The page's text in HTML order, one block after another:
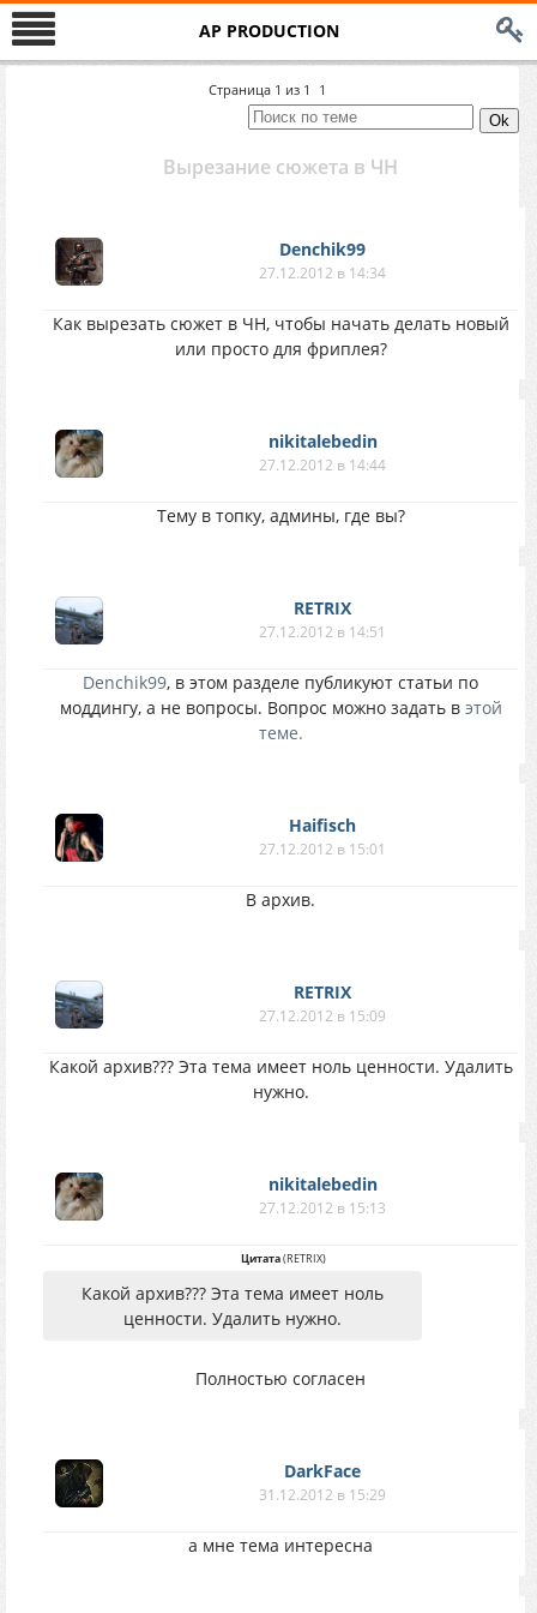
AP PRODUCTION
Страница 1 из 1 1
Вырезание сюжета в ЧН
Denchik99
27.12.2012 в 14:34
Как вырезать сюжет в ЧН, чтобы начать делать новый
или просто для фриплея?
nikitalebedin
27.12.2012 в 14:44
Тему в топку, админы, где вы?
RETRIX
27.12.2012 в 14:51
Denchik99, в этом разделе публикуют статьи по
моддингу, а не вопросы. Вопрос можно задать в этой
теме.
Haifisch
27.12.2012 в 15:01
В архив.
RETRIX
27.12.2012 в 15:09
Какой архив??? Эта тема имеет ноль ценности. Удалить
нужно.
nikitalebedin
27.12.2012 в 15:13
Цитата(RETRIX)
Какой архив??? Эта тема имеет ноль
ценности. Удалить нужно.
Полностью согласен
DarkFace
31.12.2012 в 15:29
а мне тема интересна